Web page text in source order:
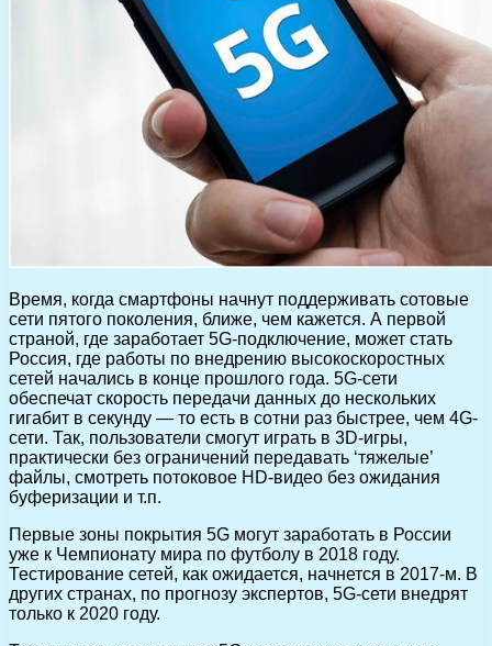
Время, когда смартфоны начнут поддерживать сотовые
сети пятого поколения, ближе, чем кажется. А первой
страной, где заработает 5G-подключение, может стать
Россия, где работы по внедрению высокоскоростных
сетей начались в конце прошлого года. 5G-сети
обеспечат скорость передачи данных до нескольких
гигабит в секунду — то есть в сотни раз быстрее, чем 4G-
сети. Так, пользователи смогут играть в 3D-игры,
практически без ограничений передавать ‘тяжелые’
файлы, смотреть потоковое HD-видео без ожидания
буферизации и т.п.
Первые зоны покрытия 5G могут заработать в России
уже к Чемпионату мира по футболу в 2018 году.
Тестирование сетей, как ожидается, начнется в 2017-м. В
других странах, по прогнозу экспертов, 5G-сети внедрят
только к 2020 году.